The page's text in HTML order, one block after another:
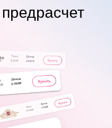
предрасчет